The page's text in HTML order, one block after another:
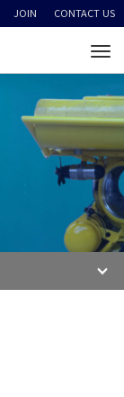
JOIN CONTACT US